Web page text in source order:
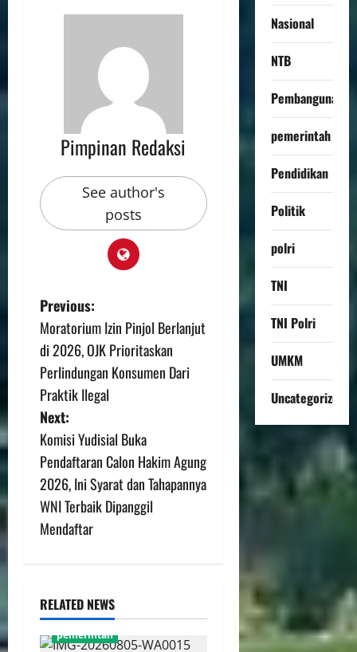
Pimpinan Redaksi
See author's
posts
Previous:
Moratorium Izin Pinjol Berlanjut
di 2026, OJK Prioritaskan
Perlindungan Konsumen Dari
Praktik Ilegal
Next:
Komisi Yudisial Buka
Pendaftaran Calon Hakim Agung
2026, Ini Syarat dan Tahapannya
WNI Terbaik Dipanggil
Mendaftar
RELATED NEWS
pemerintah
Nasional
NTB
Pembangunan
pemerintah
Pendidikan
Politik
polri
TNI
TNI Polri
UMKM
Uncategorized